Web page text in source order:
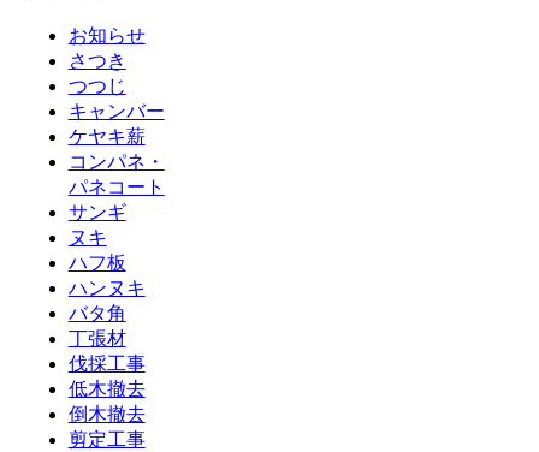
お知らせ
さつき
つつじ
キャンバー
ケヤキ薪
コンパネ・
パネコート
サンギ
ヌキ
ハフ板
ハンヌキ
バタ角
丁張材
伐採工事
低木撤去
倒木撤去
剪定工事